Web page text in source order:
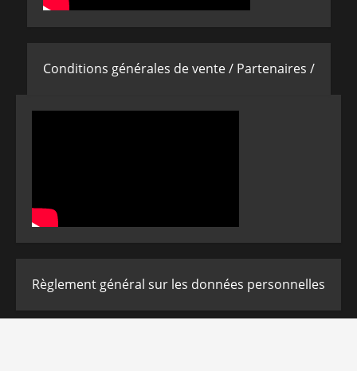
Conditions générales de vente / Partenaires /
Règlement général sur les données personnelles